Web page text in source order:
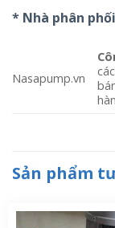
* Nhà phân
Nasapump.vn
Sản phẩm